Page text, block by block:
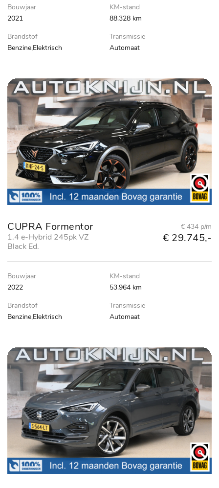
Bouwjaar
2021
KM-stand
88.328 km
Brandstof
Benzine,Elektrisch
Transmissie
Automaat
CUPRA Formentor
1.4 e-Hybrid 245pk VZ
Black Ed.
€ 434 p/m
€ 29.745,-
Bouwjaar
2022
KM-stand
53.964 km
Brandstof
Benzine,Elektrisch
Transmissie
Automaat